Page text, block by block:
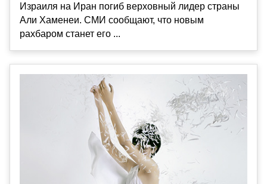
Израиля на Иран погиб верховный лидер страны
Али Хаменеи. СМИ сообщают, что новым
рахбаром станет его ...